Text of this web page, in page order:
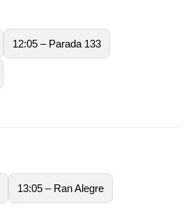
12:05 – Parada 133
13:05 – Ran Alegre